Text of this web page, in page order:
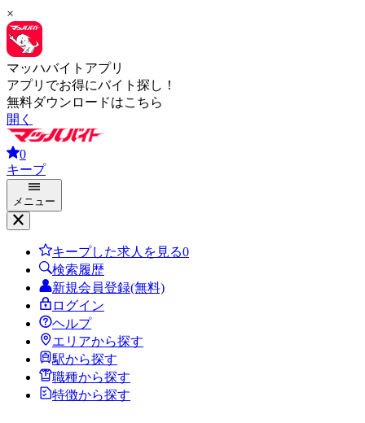
×
マッハバイトアプリ
アプリでお得にバイト探し！
無料ダウンロードはこちら
開く
0
キープ
メニュー
キープした求人を見る0
検索履歴
新規会員登録(無料)
ログイン
ヘルプ
エリアから探す
駅から探す
職種から探す
特徴から探す